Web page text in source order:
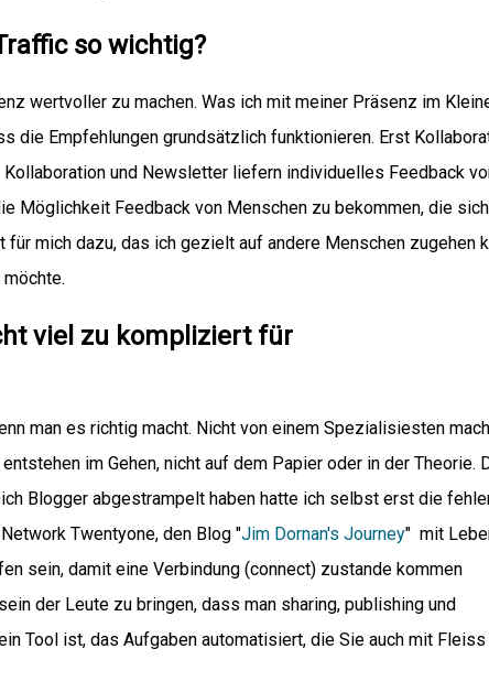
so wichtig?
wertvoller zu machen. Was ich mit meiner Präsenz im
die Empfehlungen grundsätzlich funktionieren. Erst
und Newsletter liefern individuelles Feedback
Möglichkeit Feedback von Menschen zu bekommen, die
mich dazu, das ich gezielt auf andere Menschen zugehen
viel zu kompliziert für
man es richtig macht. Nicht von einem Spezialisiesten
im Gehen, nicht auf dem Papier oder in der Theorie.
Blogger abgestrampelt haben hatte ich selbst erst die
Twentyone, den Blog "Jim Dornan's Journey" mit
sein, damit eine Verbindung (connect) zustande kommen
der Leute zu bringen, dass man sharing, publishingund
Tool ist, das Aufgaben automatisiert, die Sie auch mit Fleiss